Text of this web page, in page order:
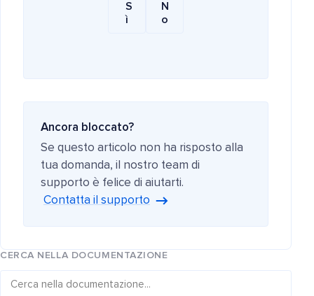
S
ì
N
o
Ancora bloccato?
Se questo articolo non ha risposto alla
tua domanda, il nostro team di
supporto è felice di aiutarti.
Contatta il supporto
CERCA NELLA DOCUMENTAZIONE